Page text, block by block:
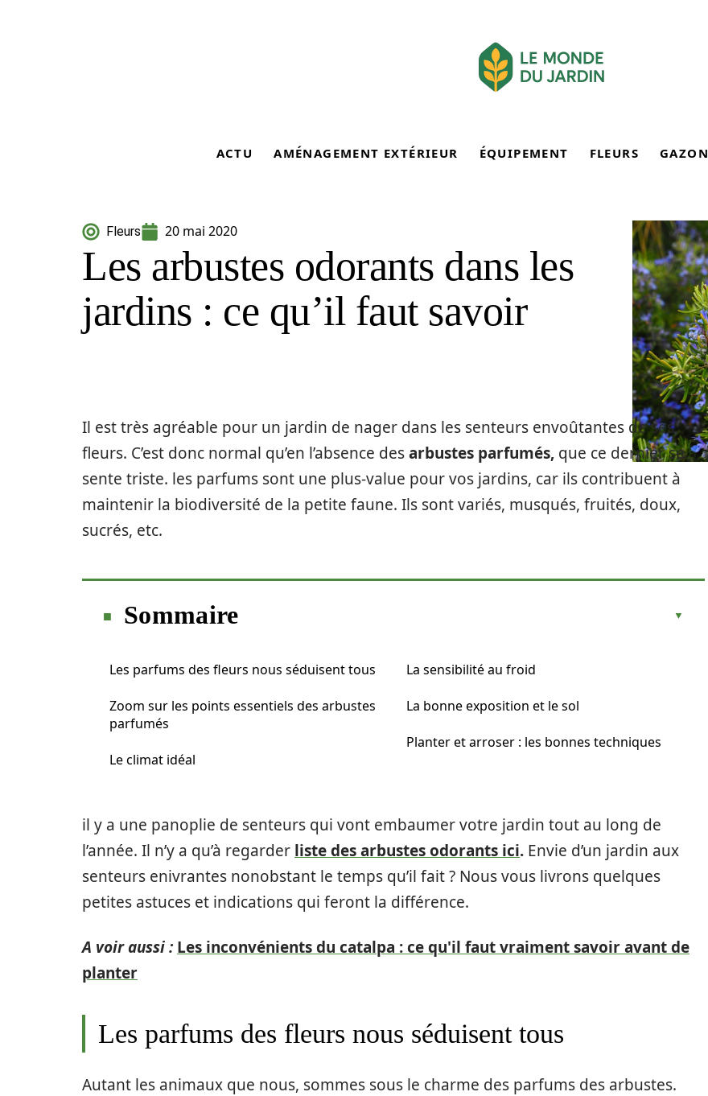
ACTU AMÉNAGEMENT EXTÉRIEUR ÉQUIPEMENT FLEURS GAZON
Fleurs 20 mai 2020
Les arbustes odorants dans les
jardins : ce qu’il faut savoir
Il est très agréable pour un jardin de nager dans les senteurs envoûtantes de ses
fleurs. C’est donc normal qu’en l’absence desarbustes parfumés, que ce dernier se
sente triste. les parfums sont une plus-value pour vos jardins, car ils contribuent à
maintenir la biodiversité de la petite faune. Ils sont variés, musqués, fruités, doux,
sucrés, etc.
Sommaire
Les parfums des fleurs nous séduisent tous
Zoom sur les points essentiels des arbustes
parfumés
Le climat idéal
La sensibilité au froid
La bonne exposition et le sol
Planter et arroser : les bonnes techniques
il y a une panoplie de senteurs qui vont embaumer votre jardin tout au long de
l’année. Il n’y a qu’à regarder liste des arbustes odorants ici. Envie d’un jardin aux
senteurs enivrantes nonobstant le temps qu’il fait ? Nous vous livrons quelques
petites astuces et indications qui feront la différence.
A voir aussi : Les inconvénients du catalpa : ce qu'il faut vraiment savoir avant de
planter
Les parfums des fleurs nous séduisent tous
Autant les animaux que nous, sommes sous le charme des parfums des arbustes.